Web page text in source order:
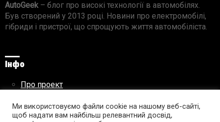
AutoGeek– блог про високі технології в автомобілях.
Був створений у 2013 році. Новини про електромобілі,
гібриди і пристрої, що спрощують життя автомобіліста.
Інфо
Про проект
Правила використання матеріалів
Ми використовуємо файли cookie на нашому веб-сайті,
щоб надати вам найбільш релевантний досвід,